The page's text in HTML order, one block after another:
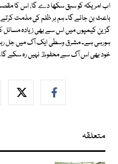
اب امریکہ کو سبق سکھا دے گا، اس کا مقصد
باعث بن جائے گا۔ ہم ہر ظلم کی مذمت کرتے
گزین کیمپوں میں اس سے بھی زیادہ مسائل
ہورہی ہے۔ مشرق وسطیٰ ایک آگ میں جل رہا
خود بھی اس آگ سے محفوظ نہیں رہ سکے
متعلقہ